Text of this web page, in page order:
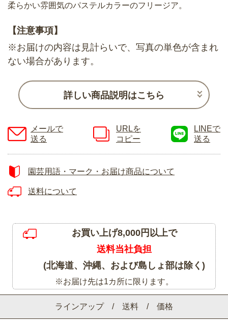
ラインアップ / 送料 / 価格
柔らかい雰囲気のパステルカラーのフリージア。
【注意事項】
※お届けの内容は見計らいで、写真の単色が含まれ
ない場合があります。
詳しい商品説明はこちら
メールで
送る
URLを
コピー
LINEで
送る
園芸用語・マーク・お届け商品について
送料について
お買い上げ8,000円以上で
送料当社負担
(北海道、沖縄、および島しょ部は除く)
※お届け先は1カ所に限ります。